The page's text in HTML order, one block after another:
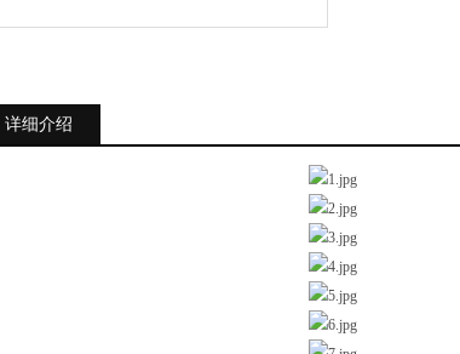
详细介绍